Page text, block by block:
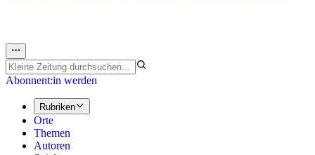
Abonnent:in werden
Rubriken
Orte
Themen
Autoren